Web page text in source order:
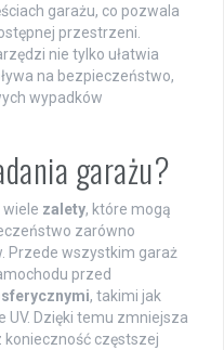
garażu, co pozwala
przestrzeni.
nie tylko ułatwia
na bezpieczeństwo,
wypadków
garażu?
wiele zalety, które mogą
zarówno
Przede wszystkim garaż
przed
, takimi jak
UV. Dzięki temu zmniejsza
konieczność częstszej